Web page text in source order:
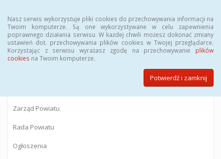
Nasz serwis wykorzystuje pliki cookies do przechowywania informacji na
Twoim komputerze. Są one wykorzystywane w celu zapewnienia
poprawnego działania serwisu. W każdej chwili możesz dokonać zmiany
ustawień dot. przechowywania plików cookies w Twojej przeglądarce.
Korzystając z serwisu wyrażasz zgodę na przechowywanie plików
cookies na Twoim komputerze.
Potwierdź i zamknij
BIULETYN INFORMACJI PUBLICZNEJ
Starostwa Powiatowego w Gostyninie
Zarząd Powiatu
Rada Powiatu
Ogłoszenia